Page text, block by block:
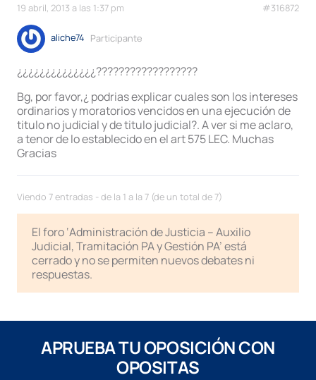
19 abril, 2013 a las 1:37 pm #316872
aliche74 Participante
¿¿¿¿¿¿¿¿¿¿¿¿¿¿??????????????????
Bg, por favor,¿ podrias explicar cuales son los intereses
ordinarios y moratorios vencidos en una ejecución de
titulo no judicial y de titulo judicial?. A ver si me aclaro,
a tenor de lo establecido en el art 575 LEC. Muchas
Gracias
Viendo 7 entradas - de la 1 a la 7 (de un total de 7)
El foro ‘Administración de Justicia – Auxilio
Judicial, Tramitación PA y Gestión PA’ está
cerrado y no se permiten nuevos debates ni
respuestas.
APRUEBA TU OPOSICIÓN CON
OPOSITAS